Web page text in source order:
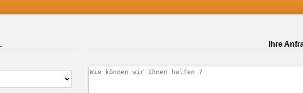
Ihre